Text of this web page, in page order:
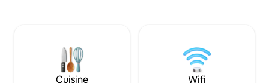
confortable et un lit de jour pour se
détendre après avoir visité la ville. La
chambre et la salle de bain séparées
qu'une
une arrivée
relaxent le
Cuisine Wifi